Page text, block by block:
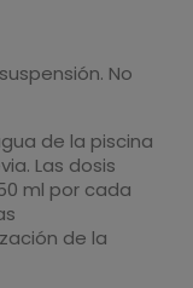
No
de la piscina
Las dosis
ml por cada
de la